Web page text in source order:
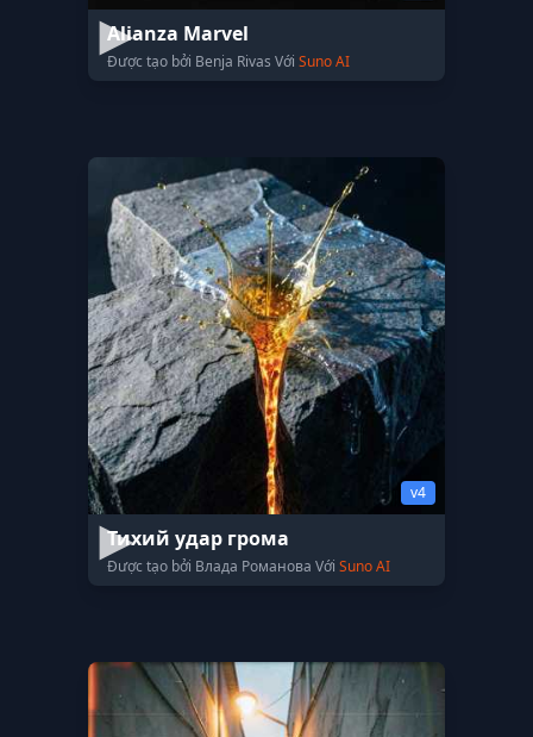
Alianza Marvel
Được tạo bởi Benja Rivas Với Suno AI
v4
Тихий удар грома
Được tạo bởi Влада Романова Với Suno AI